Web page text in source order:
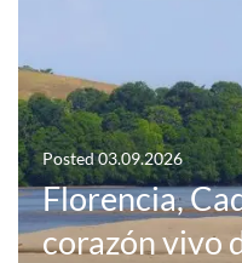
Posted03.09.2026
Florencia,
corazón vivo